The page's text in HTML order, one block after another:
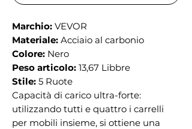
Marchio: VEVOR
Materiale: Acciaio al carbonio
Colore: Nero
Peso articolo: 13,67 Libbre
Stile: 5 Ruote
Capacità di carico ultra-forte:
utilizzando tutti e quattro i carrelli
per mobili insieme, si ottiene una